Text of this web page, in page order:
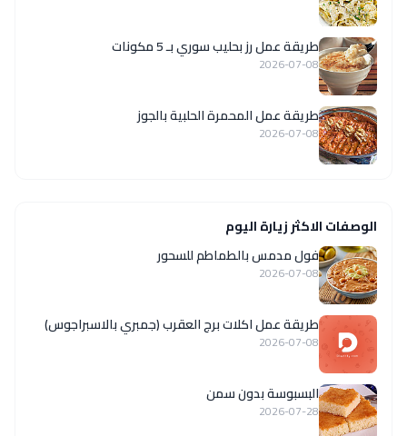
طريقة عمل رز بحليب سوري بـ 5 مكونات
2026-07-08
طريقة عمل المحمرة الحلبية بالجوز
2026-07-08
الوصفات الاكثر زيارة اليوم
فول مدمس بالطماطم للسحور
2026-07-08
طريقة عمل اكلات برج العقرب (جمبري بالاسبراجوس)
2026-07-08
البسبوسة بدون سمن
2026-07-28